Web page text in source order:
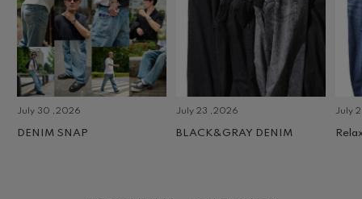
July 30 ,2026
DENIM SNAP
July 23 ,2026
BLACK&GRAY DENIM
July 2
Relax